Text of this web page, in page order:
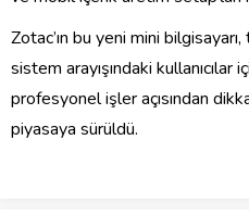
Zotac’ın bu yeni mini
sistem arayışındaki kullanıcılar
profesyonel işler açısından
piyasaya sürüldü.